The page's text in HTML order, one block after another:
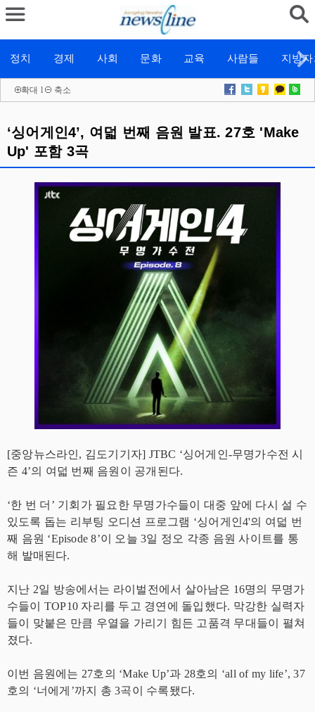
정치 경제 사회 문화 교육 사람들 지방
확대 l 축소
‘싱어게인4’, 여덟 번째 음원 발표. 27호 'Make
Up' 포함 3곡
[중앙뉴스라인, 김도기기자] JTBC ‘싱어게인-무명가수전 시
즌 4’의 여덟 번째 음원이 공개된다.
‘한 번 더’ 기회가 필요한 무명가수들이 대중 앞에 다시 설 수
있도록 돕는 리부팅 오디션 프로그램 ‘싱어게인4'의 여덟 번
째 음원 ‘Episode 8’이 오늘 3일 정오 각종 음원 사이트를 통
해 발매된다.
지난 2일 방송에서는 라이벌전에서 살아남은 16명의 무명가
수들이 TOP10 자리를 두고 경연에 돌입했다. 막강한 실력자
들이 맞붙은 만큼 우열을 가리기 힘든 고품격 무대들이 펼쳐
졌다.
이번 음원에는 27호의 ‘Make Up’과 28호의 ‘all of my life’, 37
호의 ‘너에게’까지 총 3곡이 수록됐다.